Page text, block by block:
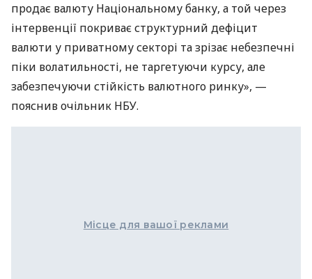
продає валюту Національному банку, а той через
інтервенції покриває структурний дефіцит
валюти у приватному секторі та зрізає небезпечні
піки волатильності, не таргетуючи курсу, але
забезпечуючи стійкість валютного ринку», —
пояснив очільник НБУ.
Місце для вашої реклами